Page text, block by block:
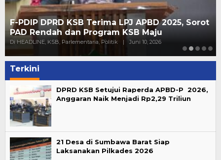
F-PDIP DPRD KSB Terima LPJ APBD 2025, Sorot
PAD Rendah dan Program KSB Maju
Di HEADLINE, KSB, Parlementaria, Politik | Juni 10, 2026
Terkini
DPRD KSB Setujui Raperda APBD-P 2026,
Anggaran Naik Menjadi Rp2,29 Triliun
21 Desa di Sumbawa Barat Siap
Laksanakan Pilkades 2026